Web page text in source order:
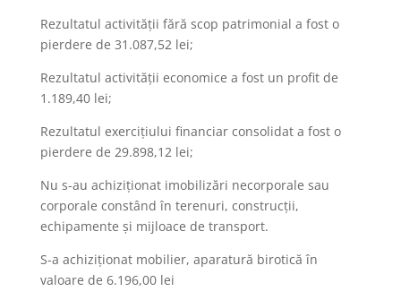
Rezultatul activităţii fără scop patrimonial a fost o
pierdere de 31.087,52 lei;
Rezultatul activităţii economice a fost un profit de
1.189,40 lei;
Rezultatul exerciţiului financiar consolidat a fost o
pierdere de 29.898,12 lei;
Nu s-au achiziţionat imobilizări necorporale sau
corporale constând în terenuri, construcţii,
echipamente şi mijloace de transport.
S-a achiziţionat mobilier, aparatură birotică în
valoare de 6.196,00 lei